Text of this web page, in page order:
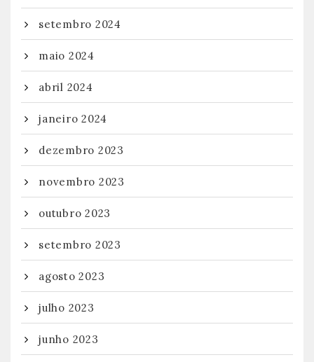
setembro 2024
maio 2024
abril 2024
janeiro 2024
dezembro 2023
novembro 2023
outubro 2023
setembro 2023
agosto 2023
julho 2023
junho 2023